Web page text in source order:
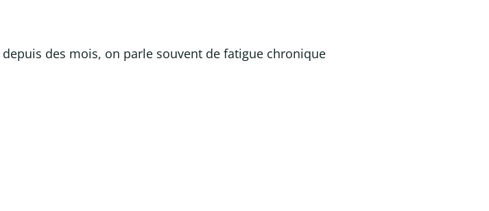
des mois, on parle souvent de fatigue chronique